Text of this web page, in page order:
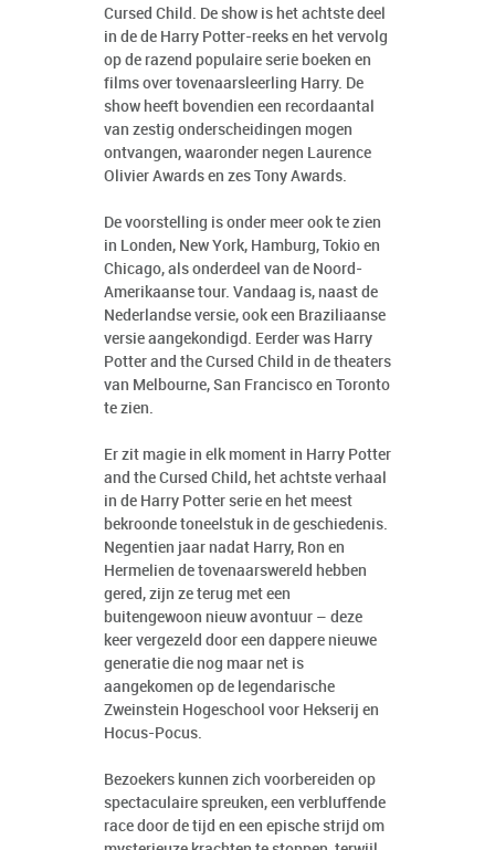
Cursed Child. De show is het achtste deel
in de de Harry Potter-reeks en het vervolg
op de razend populaire serie boeken en
films over tovenaarsleerling Harry. De
show heeft bovendien een recordaantal
van zestig onderscheidingen mogen
ontvangen, waaronder negen Laurence
Olivier Awards en zes Tony Awards.
De voorstelling is onder meer ook te zien
in Londen, New York, Hamburg, Tokio en
Chicago, als onderdeel van de Noord-
Amerikaanse tour. Vandaag is, naast de
Nederlandse versie, ook een Braziliaanse
versie aangekondigd. Eerder was Harry
Potter and the Cursed Child in de theaters
van Melbourne, San Francisco en Toronto
te zien.
Er zit magie in elk moment in Harry Potter
and the Cursed Child, het achtste verhaal
in de Harry Potter serie en het meest
bekroonde toneelstuk in de geschiedenis.
Negentien jaar nadat Harry, Ron en
Hermelien de tovenaarswereld hebben
gered, zijn ze terug met een
buitengewoon nieuw avontuur – deze
keer vergezeld door een dappere nieuwe
generatie die nog maar net is
aangekomen op de legendarische
Zweinstein Hogeschool voor Hekserij en
Hocus-Pocus.
Bezoekers kunnen zich voorbereiden op
spectaculaire spreuken, een verbluffende
race door de tijd en een epische strijd om